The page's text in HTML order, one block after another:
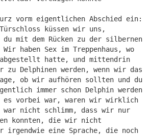
vorm eigentlichen Abschied ein:
küssen wir uns,
du mit dem Rücken zu der silbernen
haben Sex im Treppenhaus, wo
abgestellt hatte, und mittendrin
zu Delphinen werden, wenn wir das
ob wir aufhören sollten und du
immer schon Delphin werden
vorbei war, waren wir wirklich
war nicht schlimm, dass wir nur
konnten, die wir nicht
irgendwie eine Sprache, die noch